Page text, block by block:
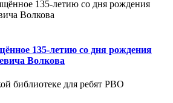
135-летию со дня рождения
Волкова
библиотеке для ребят РВО